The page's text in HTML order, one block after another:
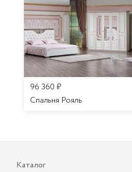
96 360 ₽
Спальня Рояль
Каталог